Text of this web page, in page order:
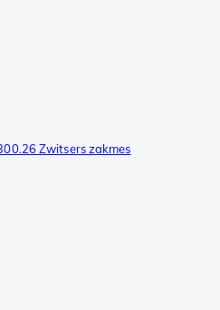
Zwitsers zakmes